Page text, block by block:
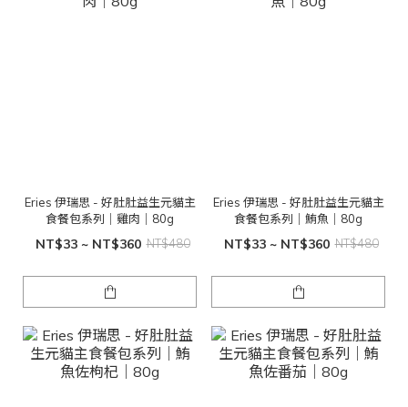
Eries 伊瑞思 - 好肚肚益生元貓主
食餐包系列｜雞肉｜80g
NT$33 ~ NT$360 NT$480
Eries 伊瑞思 - 好肚肚益生元貓主
食餐包系列｜鮪魚｜80g
NT$33 ~ NT$360 NT$480